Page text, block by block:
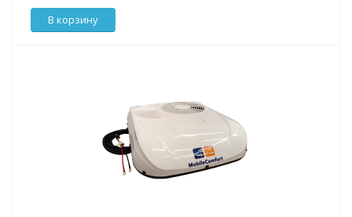
В корзину